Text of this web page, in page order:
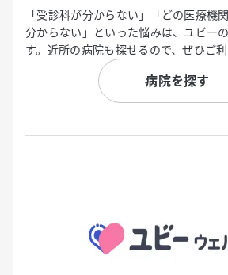
「受診科が分からない」「どの医療機
分からない」といった悩みは、ユビー
す。近所の病院も探せるので、ぜひご利
病院を探す